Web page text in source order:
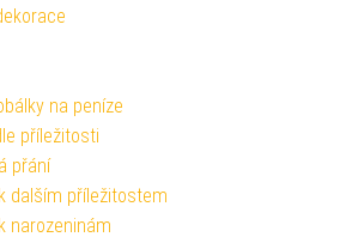
na peníze
příležitosti
přání
dalším příležitostem
narozeninám